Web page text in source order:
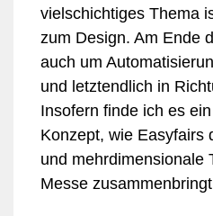
vielschichtiges Thema
zum Design. Am Ende
auch um
und letztendlich in
Insofern finde ich es
Konzept, wie Easyfairs
und mehrdimensionale
Messe